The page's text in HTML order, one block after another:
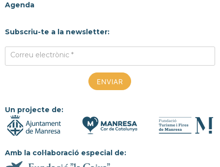
Agenda
Subscriu-te a la newsletter:
Correu electrònic *
Un projecte de:
Amb la col·laboració especial de: